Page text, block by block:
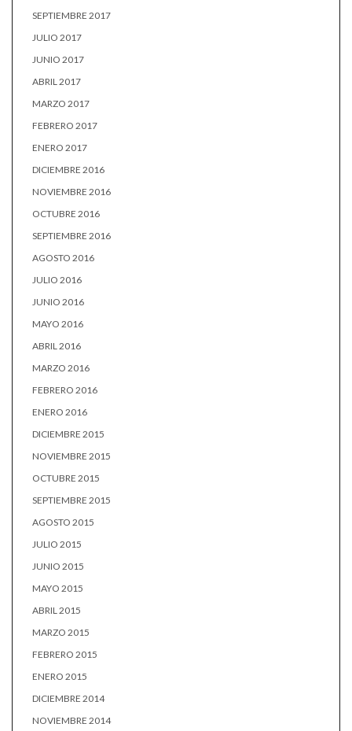
SEPTIEMBRE 2017
JULIO 2017
JUNIO 2017
ABRIL 2017
MARZO 2017
FEBRERO 2017
ENERO 2017
DICIEMBRE 2016
NOVIEMBRE 2016
OCTUBRE 2016
SEPTIEMBRE 2016
AGOSTO 2016
JULIO 2016
JUNIO 2016
MAYO 2016
ABRIL 2016
MARZO 2016
FEBRERO 2016
ENERO 2016
DICIEMBRE 2015
NOVIEMBRE 2015
OCTUBRE 2015
SEPTIEMBRE 2015
AGOSTO 2015
JULIO 2015
JUNIO 2015
MAYO 2015
ABRIL 2015
MARZO 2015
FEBRERO 2015
ENERO 2015
DICIEMBRE 2014
NOVIEMBRE 2014